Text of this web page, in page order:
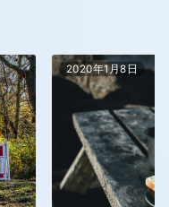
2020年1月8日